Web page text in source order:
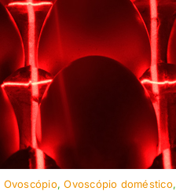
Ovoscópio,Ovoscópio doméstico,